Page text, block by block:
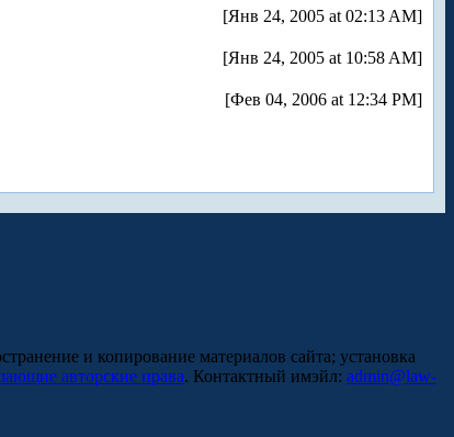
[Янв 24, 2005 at 02:13 AM]
[Янв 24, 2005 at 10:58 AM]
[Фев 04, 2006 at 12:34 PM]
и копирование материалов сайта; установка
авторские права. Контактный имэйл: admin@law-